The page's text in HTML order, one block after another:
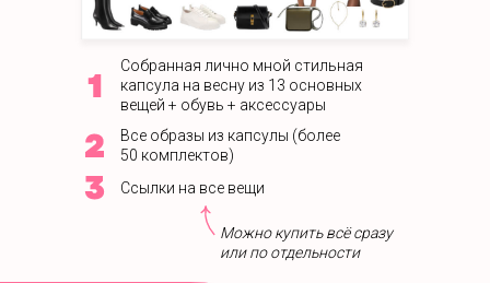
Можно купить всё сразу
или по отдельности
Ссылки на все вещи
Все образы из капсулы (более
50 комплектов)
Собранная лично мной стильная
капсула на весну из 13 основных
вещей + обувь + аксессуары